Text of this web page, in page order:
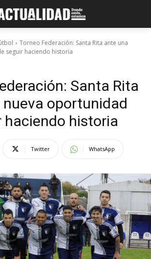
Torneo Federación: Santa Rita ante una
seguir haciendo historia
Santa Rita
oportunidad
haciendo historia
Twitter WhatsApp